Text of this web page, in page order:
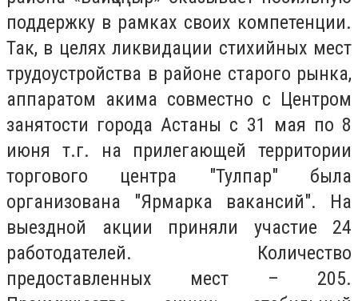
поддержку в рамках своих компетенции.
Так, в целях ликвидации стихийных мест
трудоустройства в районе старого рынка,
аппаратом акима совместно с Центром
занятости города Астаны с 31 мая по 8
июня т.г. на прилегающей территории
торгового центра "Тулпар" была
организована "Ярмарка вакансий". На
выездной акции приняли участие 24
работодателей. Количество
предоставленных мест – 205.